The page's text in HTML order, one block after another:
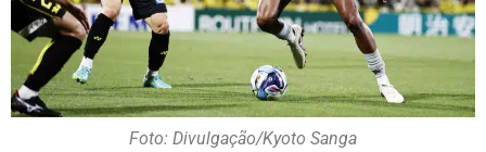
Foto: Divulgação/Kyoto Sanga